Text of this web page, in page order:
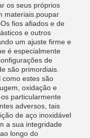
os seus próprios
materiais.poupar
fios afiados e de
e outros
um ajuste firme e
é especialmente
de
são primordiais.
como estes são
oxidação e
particularmente
adversos, tais
de aço inoxidável
a sua integridade
longo do